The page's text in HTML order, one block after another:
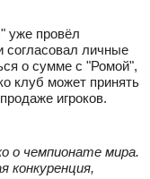
уже провёл
согласовал личные
о сумме с "Ромой",
клуб может принять
игроков.
о чемпионате мира.
конкуренция,